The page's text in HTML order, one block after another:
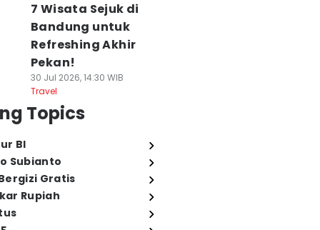
7 Wisata Sejuk di
Bandung untuk
Refreshing Akhir
Pekan!
30 Jul 2026, 14:30 WIB
Travel
Topics
BI
Subianto
Gratis
Rupiah